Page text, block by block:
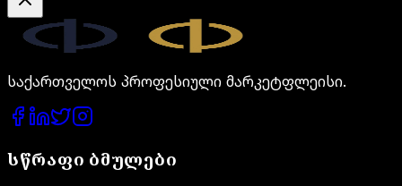
საქართველოს პროფესიული მარკეტფლეისი.
სწრაფი ბმულები